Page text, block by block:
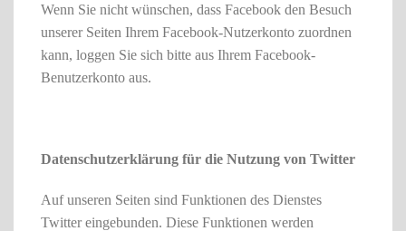
Wenn Sie nicht wünschen, dass Facebook den Besuch
unserer Seiten Ihrem Facebook-Nutzerkonto zuordnen
kann, loggen Sie sich bitte aus Ihrem Facebook-
Benutzerkonto aus.
Datenschutzerklärung für die Nutzung von Twitter
Auf unseren Seiten sind Funktionen des Dienstes
Twitter eingebunden. Diese Funktionen werden